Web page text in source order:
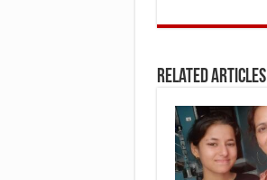
ce
o
o
k
it
r
Related Articles